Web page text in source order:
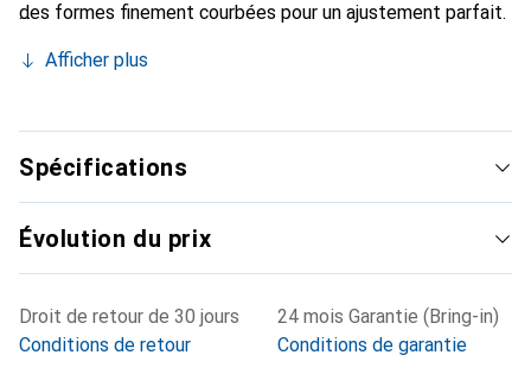
des formes finement courbées pour un ajustement parfait.
smartphone. La marque Noreve est reconnue
est toujours un bon choix pour le client exigeant.
Afficher plus
Spécifications
Évolution du prix
Droit de retour de 30 jours
Conditions de retour
24 mois Garantie (Bring-in)
Conditions de garantie